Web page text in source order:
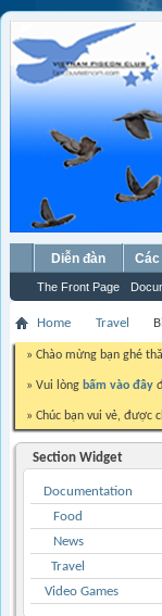
The Front Page
Diễn đàn Các
Home Travel
» Chào mừng bạn ghé
» Vui lòng bấm vào đây
» Chúc bạn vui vẻ, được
Section Widget
Documentation
Food
News
Travel
Video Games